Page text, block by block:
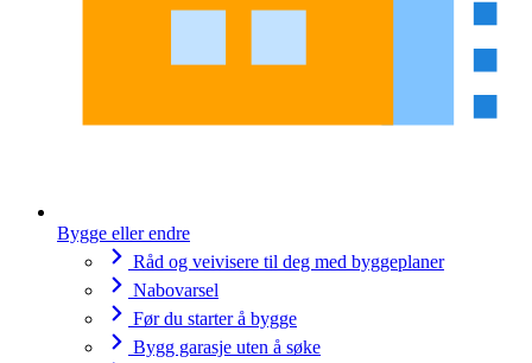
Bygge eller endre
Råd og veivisere til deg med byggeplaner
Nabovarsel
Før du starter å bygge
Bygg garasje uten å søke